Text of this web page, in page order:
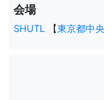
会場
SHUTL 【東京都中